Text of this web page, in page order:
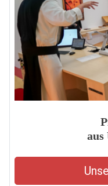
aus